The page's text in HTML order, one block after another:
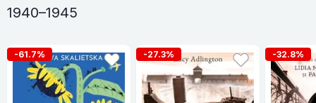
1940–1945
-61.7% -27.3% -32.8%